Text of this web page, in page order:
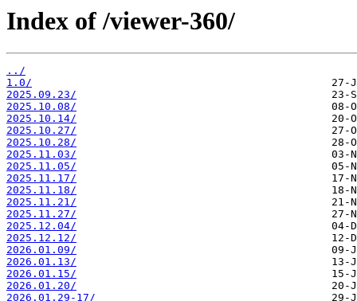
Index of /viewer-360/
../
1.0/
2025.09.23/
2025.10.08/
2025.10.14/
2025.10.27/
2025.10.28/
2025.11.03/
2025.11.05/
2025.11.17/
2025.11.18/
2025.11.21/
2025.11.27/
2025.12.04/
2025.12.12/
2026.01.09/
2026.01.13/
2026.01.15/
2026.01.20/
2026.01.29-17/